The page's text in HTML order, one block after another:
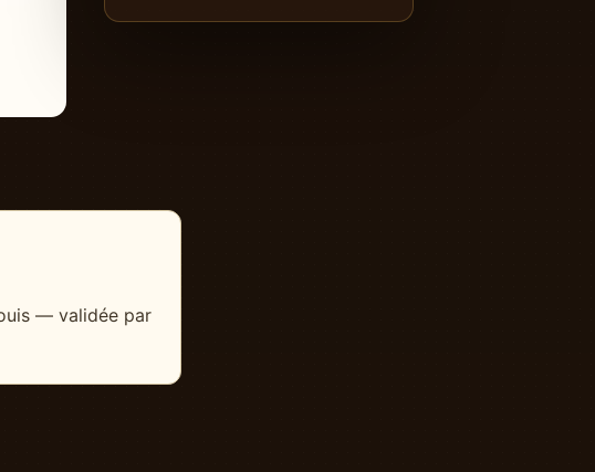
— validée par